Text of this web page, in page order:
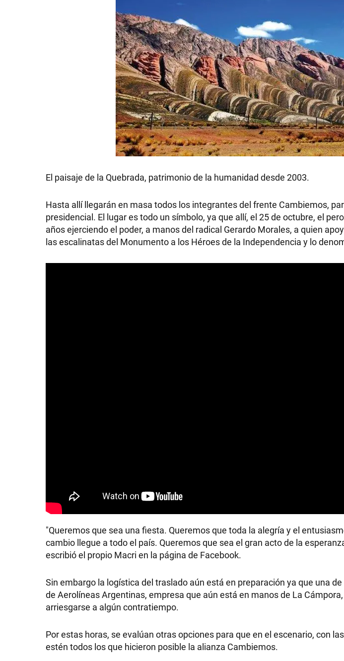
El paisaje de la Quebrada, patrimonio de la humanidad desde 2003.
Hasta allí llegarán en masa todos los integrantes del frente Cambiemos,
presidencial. El lugar es todo un símbolo, ya que allí, el 25 de octubre, el
años ejerciendo el poder, a manos del radical Gerardo Morales, a quien
las escalinatas del Monumento a los Héroes de la Independencia y lo
"Queremos que sea una fiesta. Queremos que toda la alegría y el
cambio llegue a todo el país. Queremos que sea el gran acto de la
escribió el propio Macri en la página de Facebook.
Sin embargo la logística del traslado aún está en preparación ya que una
de Aerolíneas Argentinas, empresa que aún está en manos de La
arriesgarse a algún contratiempo.
Por estas horas, se evalúan otras opciones para que en el escenario, con
estén todos los que hicieron posible la alianza Cambiemos.
HERMANO
DEPORTES
TECNOLOGÍA